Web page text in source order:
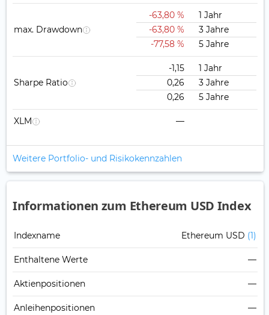
max. Drawdown
-63,80 %
1 Jahr
-63,80 %
3 Jahre
-77,58 %
5 Jahre
Sharpe Ratio
-1,15
1 Jahr
0,26
3 Jahre
0,26
5 Jahre
XLM —
Weitere Portfolio- und Risikokennzahlen
Informationen zum Ethereum USD Index
Indexname Ethereum USD (1)
Enthaltene Werte —
Aktienpositionen —
Anleihenpositionen —